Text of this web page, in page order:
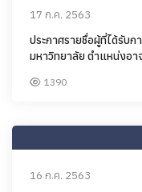
17 ก.ค. 2563
ประกาศรายชื่อผู้ที่ได้รับ
มหาวิทยาลัย ตำแหน่งอา
1390
16 ก.ค. 2563